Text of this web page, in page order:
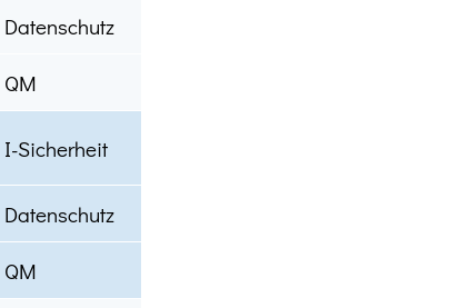
Datenschutz
QM
I-Sicherheit
Datenschutz
QM